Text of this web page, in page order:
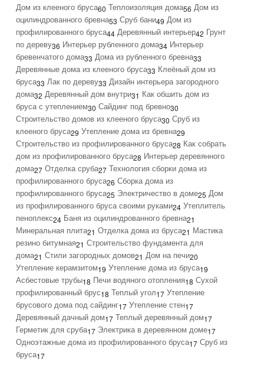
Дом из клееного бруса60 Теплоизоляция дома56 Дом из
оцилиндрованного бревна53 Сруб бани49 Дом из
профилированного бруса44 Деревянный интерьер42 Грунт
по дереву36 Интерьер рубленного дома34 Интерьер
бревенчатого дома33 Дома из рубленного бревна33
Деревянные дома из клееного бруса33 Клеёный дом из
бруса33 Лак по дереву33 Дизайн интерьера загородного
дома32 Деревянный дом внутри31 Как обшить дом из
бруса с утеплением30 Сайдинг под бревно30
Строительство домов из клееного бруса30 Сруб из
клееного бруса29 Утепление дома из бревна29
Строительство из профилированного бруса28 Как собрать
дом из профилированного бруса28 Интерьер деревянного
дома27 Отделка сруба27 Технология сборки дома из
профилированного бруса26 Сборка дома из
профилированного бруса25 Электричество в доме25 Дом
из профилированного бруса своими руками24 Утеплитель
пеноплекс24 Баня из оцилиндрованного бревна21
Минеральная плита21 Отделка дома из бруса21 Мастика
резино битумная21 Строительство фундамента для
дома21 Стили загородных домов21 Дом на печи20
Утепление керамзитом19 Утепление дома из бруса19
Асбестовые трубы18 Печи водяного отопления18 Сухой
профилированный брус18 Теплый угол17 Утепление
брусового дома под сайдинг17 Утепление стен17
Деревянный дачный дом17 Теплый деревянный дом17
Герметик для сруба17 Электрика в деревянном доме17
Одноэтажные дома из профилированного бруса17 Сруб из
бруса17